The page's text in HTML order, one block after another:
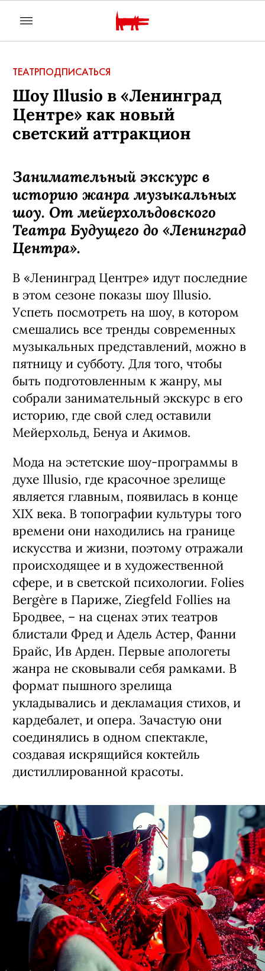
ТЕАТРПОДПИСАТЬСЯ
Шоу Illusio в «Ленинград
Центре» как новый
светский аттракцион
Занимательный экскурс в
историю жанра музыкальных
шоу. От мейерхольдовского
Театра Будущего до «Ленинград
Центра».
В «Ленинград Центре» идут последние
в этом сезоне показы шоу Illusio.
Успеть посмотреть на шоу, в котором
смешались все тренды современных
музыкальных представлений, можно в
пятницу и субботу. Для того, чтобы
быть подготовленным к жанру, мы
собрали занимательный экскурс в его
историю, где свой след оставили
Мейерхольд, Бенуа и Акимов.
Мода на эстетские шоу-программы в
духе Illusio, где красочное зрелище
является главным, появилась в конце
XIX века. В топографии культуры того
времени они находились на границе
искусства и жизни, поэтому отражали
происходящее и в художественной
сфере, и в светской психологии. Folies
Bergère в Париже, Ziegfeld Follies на
Бродвее, – на сценах этих театров
блистали Фред и Адель Астер, Фанни
Брайс, Ив Арден. Первые апологеты
жанра не сковывали себя рамками. В
формат пышного зрелища
укладывались и декламация стихов, и
кардебалет, и опера. Зачастую они
соединялись в одном спектакле,
создавая искрящийся коктейль
дистиллированной красоты.